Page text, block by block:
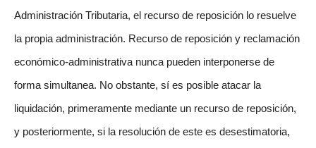
Administración Tributaria, el recurso de reposición lo resuelve
la propia administración. Recurso de reposición y reclamación
económico-administrativa nunca pueden interponerse de
forma simultanea. No obstante, sí es posible atacar la
liquidación, primeramente mediante un recurso de reposición,
y posteriormente, si la resolución de este es desestimatoria,